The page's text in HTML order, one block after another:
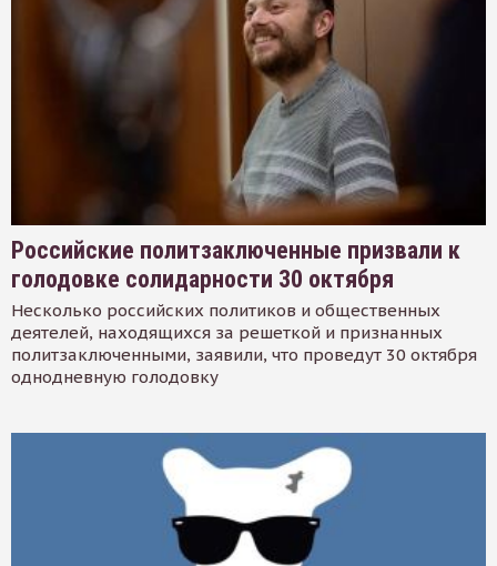
Российские политзаключенные призвали к
голодовке солидарности 30 октября
Несколько российских политиков и общественных
деятелей, находящихся за решеткой и признанных
политзаключенными, заявили, что проведут 30 октября
однодневную голодовку